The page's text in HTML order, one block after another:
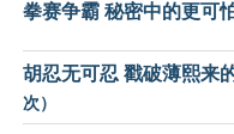
拳赛争霸 秘密中的更可
胡忍无可忍 戳破薄熙来
次）